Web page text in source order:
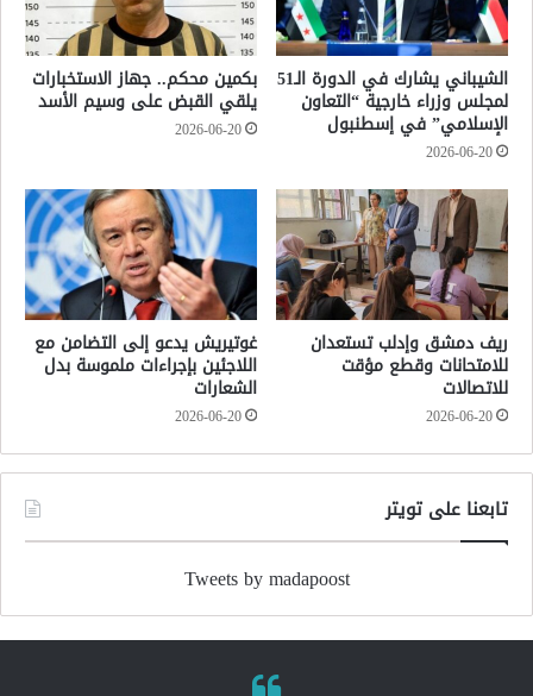
الشيباني يشارك في الدورة الـ51
لمجلس وزراء خارجية “التعاون
الإسلامي” في إسطنبول
2026-06-20
بكمين محكم.. جهاز الاستخبارات
يلقي القبض على وسيم الأسد
2026-06-20
ريف دمشق وإدلب تستعدان
للامتحانات وقطع مؤقت
للاتصالات
2026-06-20
غوتيريش يدعو إلى التضامن مع
اللاجئين بإجراءات ملموسة بدل
الشعارات
2026-06-20
تابعنا على تويتر
Tweets by madapoost